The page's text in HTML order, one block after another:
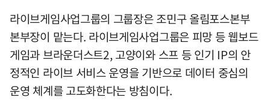
라이브게임사업그룹의 그룹장은 조민구 올림포스본부
본부장이 맡는다. 라이브게임사업그룹은 피망 등 웹보드
게임과 브라운더스트2, 고양이와 스프 등 인기 IP의 안
정적인 라이브 서비스 운영을 기반으로 데이터 중심의
운영 체계를 고도화한다는 방침이다.